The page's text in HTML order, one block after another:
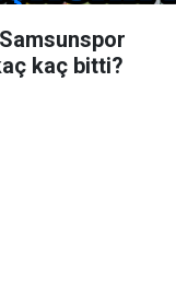
kaç bitti?